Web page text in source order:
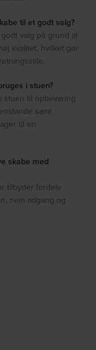
til et godt valg?
valg på grund af
kvalitet, hvilket gør
i stuen?
stuen til opbevaring
samt
til en
skabe med
tilbyder fordele
nem adgang og